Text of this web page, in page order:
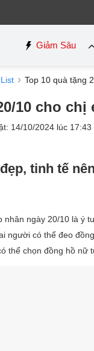
Giảm Sâu
Top 10 quà tặng
10 cho
14/10/2024 lúc 17:43
tinh tế
nhân ngày 20/10 là ý
người có thể đeo
thể chọn đồng hồ nữ